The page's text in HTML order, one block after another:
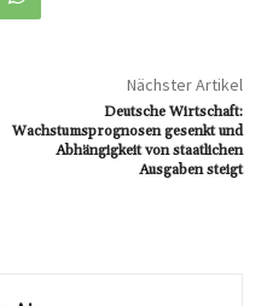
Nächster Artikel
Deutsche Wirtschaft:
Wachstumsprognosen gesenkt und
Abhängigkeit von staatlichen
Ausgaben steigt